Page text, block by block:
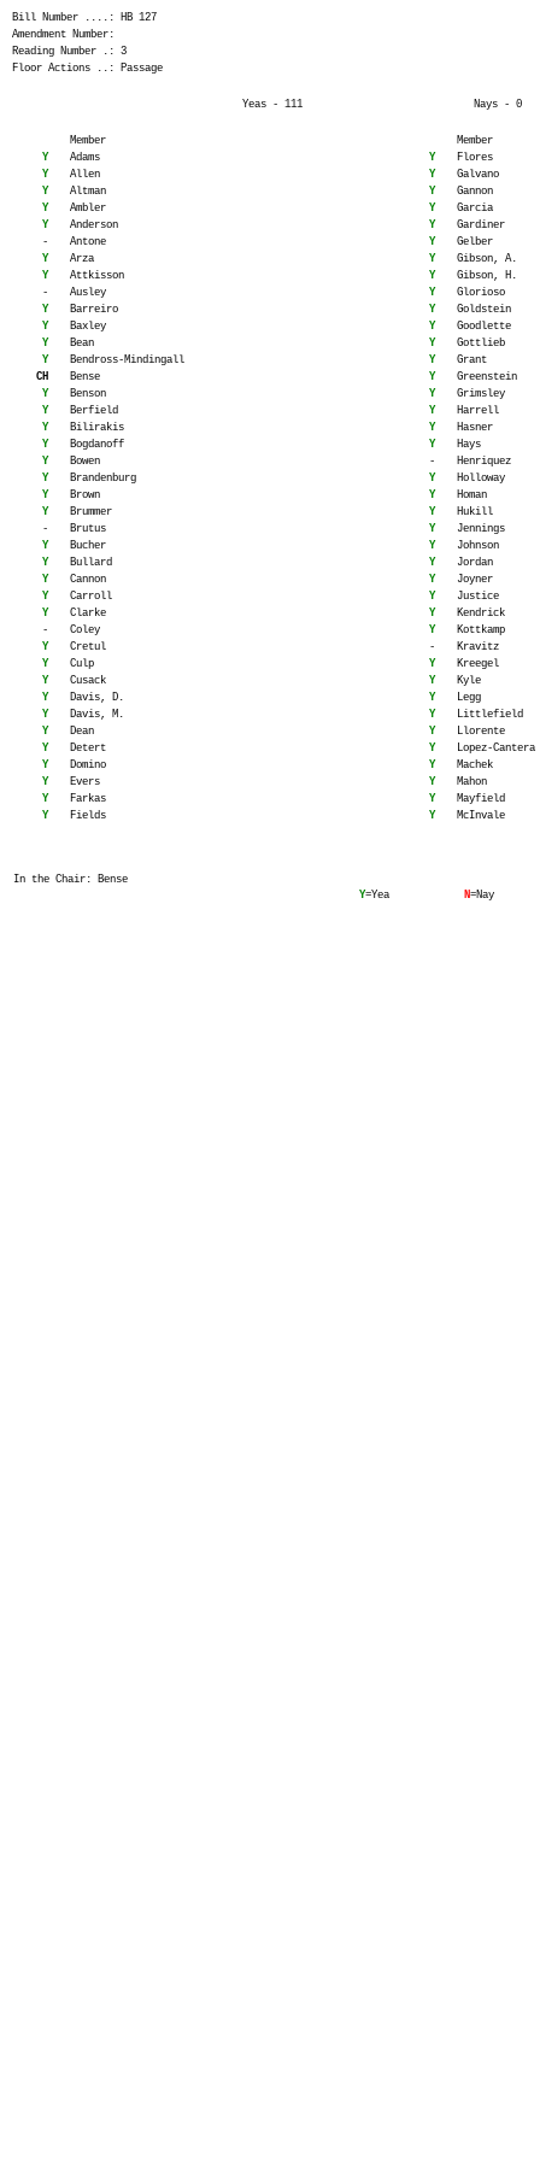
Bill Number ....: HB 127
Amendment Number:
Reading Number .: 3
Floor Actions ..: Passage
Yeas - 111 Nays - 0
Member
Y
Adams
Y
Allen
Y
Altman
Y
Ambler
Y
Anderson
-
Antone
Y
Arza
Y
Attkisson
-
Ausley
Y
Barreiro
Y
Baxley
Y
Bean
Y
Bendross-Mindingall
CH
Bense
Y
Benson
Y
Berfield
Y
Bilirakis
Y
Bogdanoff
Y
Bowen
Y
Brandenburg
Y
Brown
Y
Brummer
-
Brutus
Y
Bucher
Y
Bullard
Y
Cannon
Y
Carroll
Y
Clarke
-
Coley
Y
Cretul
Y
Culp
Y
Cusack
Y
Davis, D.
Y
Davis, M.
Y
Dean
Y
Detert
Y
Domino
Y
Evers
Y
Farkas
Y
Fields
Member
Y
Flores
Y
Galvano
Y
Gannon
Y
Garcia
Y
Gardiner
Y
Gelber
Y
Gibson, A.
Y
Gibson, H.
Y
Glorioso
Y
Goldstein
Y
Goodlette
Y
Gottlieb
Y
Grant
Y
Greenstein
Y
Grimsley
Y
Harrell
Y
Hasner
Y
Hays
-
Henriquez
Y
Holloway
Y
Homan
Y
Hukill
Y
Jennings
Y
Johnson
Y
Jordan
Y
Joyner
Y
Justice
Y
Kendrick
Y
Kottkamp
-
Kravitz
Y
Kreegel
Y
Kyle
Y
Legg
Y
Littlefield
Y
Llorente
Y
Lopez-Cantera
Y
Machek
Y
Mahon
Y
Mayfield
Y
McInvale
In the Chair: Bense
Y=Yea N=Nay